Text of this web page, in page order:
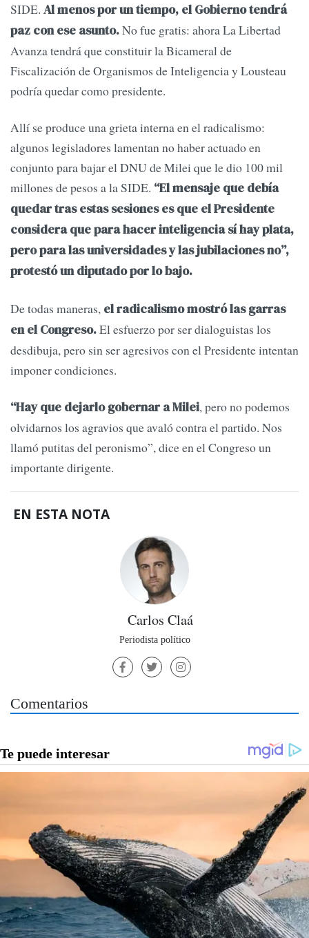
SIDE. Al menos por un tiempo, el Gobierno tendrá
paz con ese asunto.No fue gratis: ahora La Libertad
Avanza tendrá que constituir la Bicameral de
Fiscalización de Organismos de Inteligencia y Lousteau
podría quedar como presidente.
Allí se produce una grieta interna en el radicalismo:
algunos legisladores lamentan no haber actuado en
conjunto para bajar el DNU de Milei que le dio 100 mil
millones de pesos a la SIDE. “El mensaje que debía
quedar tras estas sesiones es que el Presidente
considera que para hacer inteligencia sí hay plata,
pero para las universidades y las jubilaciones no”,
protestó un diputado por lo bajo.
De todas maneras, el radicalismo mostró las garras
en el Congreso.El esfuerzo por ser dialoguistas los
desdibuja, pero sin ser agresivos con el Presidente intentan
imponer condiciones.
“Hay que dejarlo gobernar a Milei, pero no podemos
olvidarnos los agravios que avaló contra el partido. Nos
llamó putitas del peronismo”, dice en el Congreso un
importante dirigente.
EN ESTA NOTA
Carlos Claá
Periodista político
Comentarios